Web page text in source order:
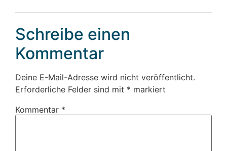
Schreibe einen
Kommentar
Deine E-Mail-Adresse wird nicht veröffentlicht.
Erforderliche Felder sind mit * markiert
Kommentar *